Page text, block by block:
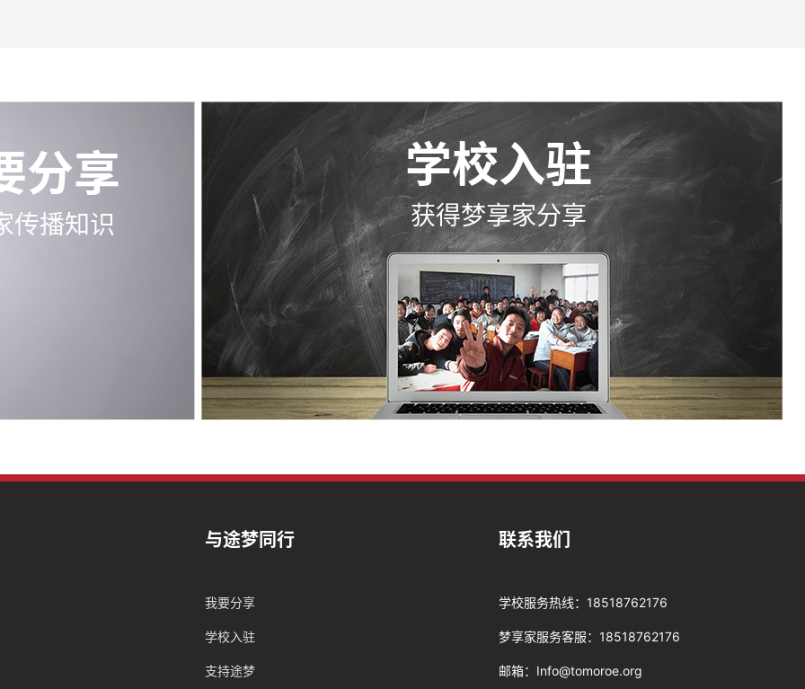
分享
传播知识
学校入驻
获得梦享家分享
与途梦同行
我要分享
学校入驻
支持途梦
联系我们
学校服务热线：18518762176
梦享家服务客服：18518762176
邮箱：Info@tomoroe.org